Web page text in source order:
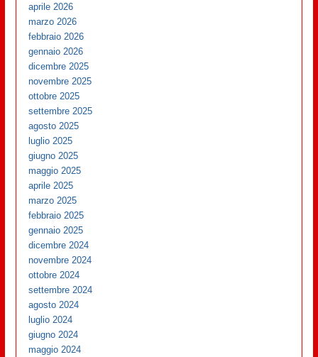
aprile 2026
marzo 2026
febbraio 2026
gennaio 2026
dicembre 2025
novembre 2025
ottobre 2025
settembre 2025
agosto 2025
luglio 2025
giugno 2025
maggio 2025
aprile 2025
marzo 2025
febbraio 2025
gennaio 2025
dicembre 2024
novembre 2024
ottobre 2024
settembre 2024
agosto 2024
luglio 2024
giugno 2024
maggio 2024